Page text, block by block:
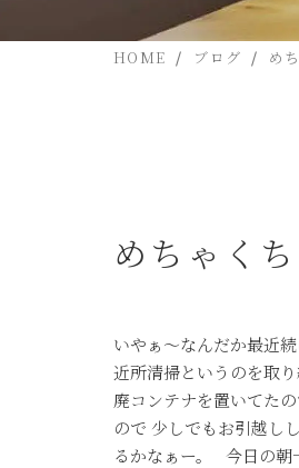
HOME ブログ め
めちゃ
いやぁ～なんだか最近
近所清掃というのを取
廃コンテナを置いてた
ので 少しでもお引越し
るかなぁー。 今日の朝